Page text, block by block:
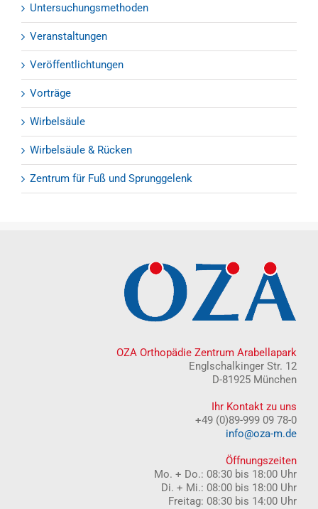
Untersuchungsmethoden
Veranstaltungen
Veröffentlichtungen
Vorträge
Wirbelsäule
Wirbelsäule & Rücken
Zentrum für Fuß und Sprunggelenk
OZA Orthopädie Zentrum Arabellapark
Englschalkinger Str. 12
D-81925 München
Ihr Kontakt zu uns
+49 (0)89-999 09 78-0
info@oza-m.de
Öffnungszeiten
Mo. + Do.: 08:30 bis 18:00 Uhr
Di. + Mi.: 08:00 bis 18:00 Uhr
Freitag: 08:30 bis 14:00 Uhr